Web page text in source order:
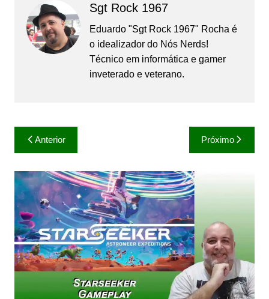
Sgt Rock 1967
Eduardo "Sgt Rock 1967" Rocha é
o idealizador do Nós Nerds!
Técnico em informática e gamer
inveterado e veterano.
Navegação
de
Post
Anterior Próximo